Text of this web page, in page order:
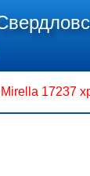
17237